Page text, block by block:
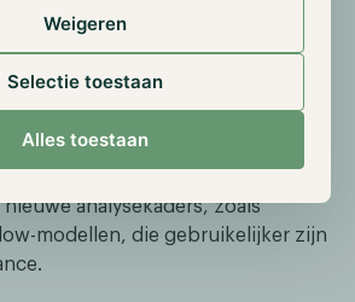
Weigeren
Selectie toestaan
Alles toestaan
aantrekkelijk worden voor een
Pensioenfondsen,
portefeuilles
als een
analysekaders, zoals
modellen, die gebruikelijker zijn